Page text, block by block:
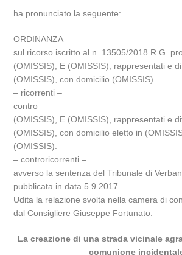
ha pronunciato la seguente:
ORDINANZA
sul ricorso iscritto al n. 13505/2018 R.G.
(OMISSIS), E (OMISSIS), rappresentati e
(OMISSIS), con domicilio (OMISSIS).
– ricorrenti –
contro
(OMISSIS), E (OMISSIS), rappresentati e
(OMISSIS), con domicilio eletto in
(OMISSIS).
– controricorrenti –
avverso la sentenza del Tribunale di
pubblicata in data 5.9.2017.
Udita la relazione svolta nella camera di
dal Consigliere Giuseppe Fortunato.
La creazione di una strada vicinale
comunione